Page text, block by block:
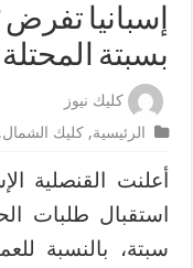
إسبانيا تفرض
بسبتة المحتلة
كليك نيوز
الرئيسية,كليك الشمال,
أعلنت القنصلية
استقبال طلبات
سبتة، بالنسبة